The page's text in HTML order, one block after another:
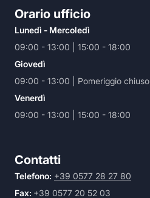
Orario ufficio
Lunedì - Mercoledì
09:00 - 13:00 | 15:00 - 18:00
Giovedì
09:00 - 13:00 | Pomeriggio chiuso
Venerdì
09:00 - 13:00 | 15:00 - 18:00
Contatti
Telefono: +39 0577 28 27 80
Fax: +39 0577 20 52 03